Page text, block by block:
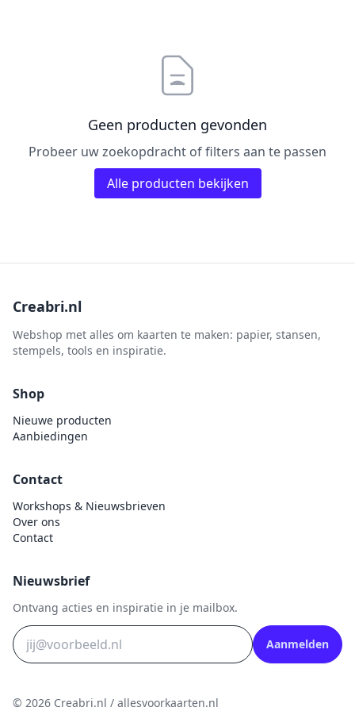
Snijmallen
Sparkles
Speciaalpapier
Te Gekke Krijtjes
Trowback
Uitdrukvellen
Finger Wax
Potloden
Workshop
Dotty Design
Dress My Craft
Dutch Doobadoo
Gemini
Hobby Art
Hobbyjournaal
Jalekro
Jeanines Art
JeJe
Juffrouw Muis
Lapland knipvel
Lavinia
Lisa Horton - Crafts
Linnenkarton - basis
Oplegkaartjes
pasta
Rubber stempels
Shiny details
Specialties
Tijdschrift
Tools
Washi - tape
Geen producten gevonden
Probeer uw zoekopdracht of filters aan te passen
Alle producten bekijken
Creabri.nl
Webshop met alles om kaarten te maken: papier, stansen,
stempels, tools en inspiratie.
Shop
Nieuwe producten
Aanbiedingen
Contact
Workshops & Nieuwsbrieven
Over ons
Contact
Nieuwsbrief
Ontvang acties en inspiratie in je mailbox.
Aanmelden
© 2026 Creabri.nl / allesvoorkaarten.nl